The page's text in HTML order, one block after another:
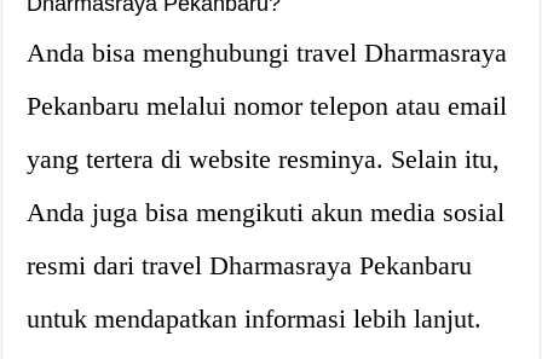
Anda bisa menghubungi travel Dharmasraya
Pekanbaru melalui nomor telepon atau email
yang tertera di website resminya. Selain itu,
Anda juga bisa mengikuti akun media sosial
resmi dari travel Dharmasraya Pekanbaru
untuk mendapatkan informasi lebih lanjut.